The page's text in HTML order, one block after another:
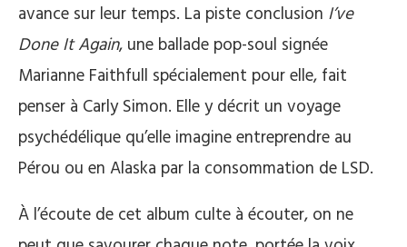
avance sur leur temps. La piste conclusion I’ve
Done It Again, une ballade pop-soul signée
Marianne Faithfull spécialement pour elle, fait
penser à Carly Simon. Elle y décrit un voyage
psychédélique qu’elle imagine entreprendre au
Pérou ou en Alaska par la consommation de LSD.
À l’écoute de cet album culte à écouter, on ne